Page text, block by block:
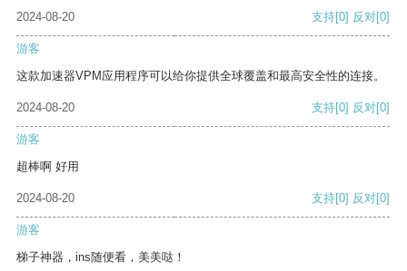
2024-08-20 支持[0] 反对[0]
游客
这款加速器VPM应用程序可以给你提供全球覆盖和最高安全性的连接。
2024-08-20 支持[0] 反对[0]
游客
超棒啊 好用
2024-08-20 支持[0] 反对[0]
游客
梯子神器，ins随便看，美美哒！